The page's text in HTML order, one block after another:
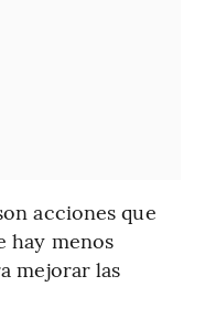
acciones que
hay menos
mejorar las